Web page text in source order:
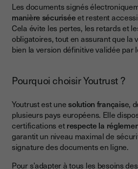
Les documents signés
manière sécuriséeet restent
Cela évite les pertes, les retards et
obligatoires, tout en assurant que la
bien la version définitive validée par
Pourquoi choisir Youtrust ?
Youtrust est unesolution française,
plusieurs pays européens. Elle
certifications etrespecte la
garantit un niveau maximal de
signature des documents en ligne.
Pour s’adapter à tous les besoins